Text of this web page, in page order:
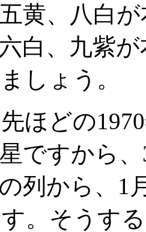
黄、八白
白、九紫
しょう。
ほどの
ですから
列から、1
。そうす